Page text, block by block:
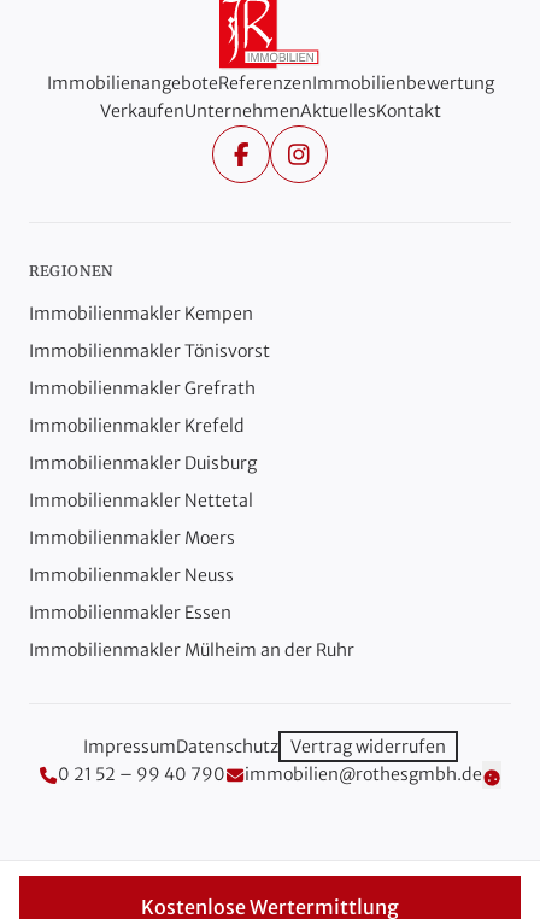
Kostenlose Wertermittlung
ImmobilienangeboteReferenzenImmobilienbewertung
VerkaufenUnternehmenAktuellesKontakt
FacebookInstagram
REGIONEN
Immobilienmakler Kempen
Immobilienmakler Tönisvorst
Immobilienmakler Grefrath
Immobilienmakler Krefeld
Immobilienmakler Duisburg
Immobilienmakler Nettetal
Immobilienmakler Moers
Immobilienmakler Neuss
Immobilienmakler Essen
Immobilienmakler Mülheim an der Ruhr
ImpressumDatenschutz Vertrag widerrufen
0 21 52 – 99 40 790
immobilien@rothesgmbh.de